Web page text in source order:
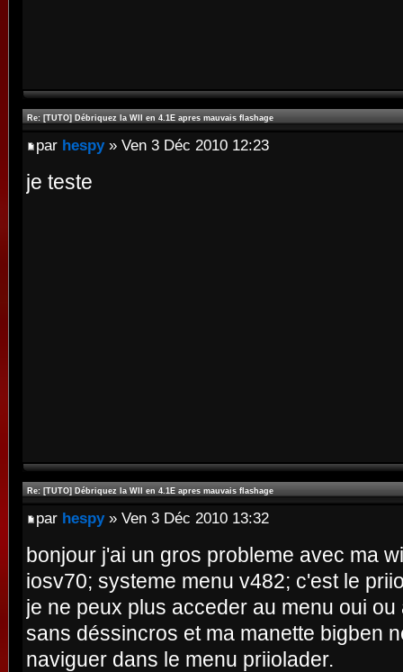
Re: [TUTO] Débriquez la WII en 4.1E apres mauvais flashage
par hespy» Ven 3 Déc 2010 12:23
je teste
Re: [TUTO] Débriquez la WII en 4.1E apres mauvais flashage
par hespy» Ven 3 Déc 2010 13:32
bonjour j'ai un gros probleme avec ma
iosv70; systeme menu v482; c'est le
je ne peux plus acceder au menu oui
sans déssincros et ma manette bigben
naviguer dans le menu priiolader.